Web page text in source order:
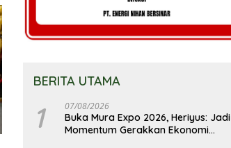
BERITA UTAMA
1 07/08/2026
Buka Mura Expo 2026, Heriyus: Jadi
Momentum Gerakkan Ekonomi